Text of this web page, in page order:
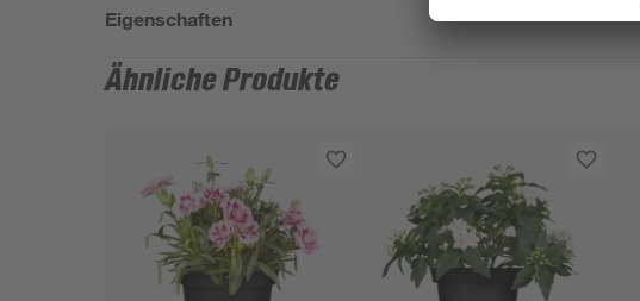
Eigenschaften
Ähnliche Produkte